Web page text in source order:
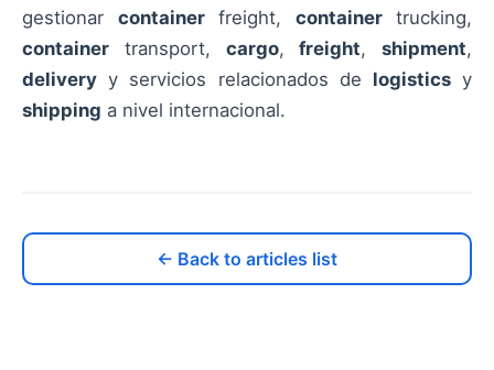
gestionar containerfreight, containertrucking,
container transport, cargo,freight, shipment,
delivery y servicios relacionados de logisticsy
shipping a nivel internacional.
← Back to articles list